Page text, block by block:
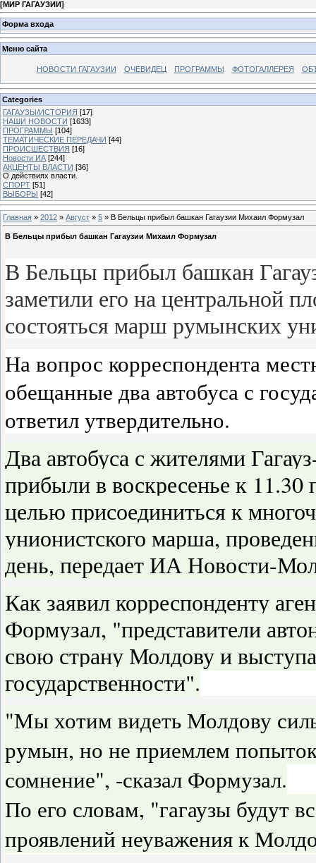
[МИР ГАГАУЗИИ]
Форма входа
Меню сайта
НОВОСТИ ГАГАУЗИИ ОЧЕВИДЕЦ ПРОГРАММЫ ФОТОГАЛЛЕРЕЯ
Categories
ГАГАУЗЫ/ИСТОРИЯ [17]
НАШИ НОВОСТИ [1633]
ПРОГРАММЫ [104]
ТЕМАТИЧЕСКИЕ ПЕРЕДАЧИ [44]
ПРОИСШЕСТВИЯ [16]
Новости ИА [244]
АКЦЕНТЫ ВЛАСТИ [36]
О действиях власти.
СПОРТ [51]
ВЫБОРЫ [42]
Главная » 2012 » Август » 5 » В Бельцы прибыл башкан Гагаузии Михаил Формузал
В Бельцы прибыл башкан Гагаузии Михаил Формузал
В Бельцы прибыл башкан
заметили его на центральной
состояться марш румынских
На вопрос корреспондента
обещанные два автобуса с
ответил утвердительно.
Два автобуса с жителями
прибыли в воскресенье к
целью присоединиться к
унионистского марша,
день, передает ИА Новости-
Как заявил корреспонденту
Формузал, "представители
свою страну Молдову и
государственности".
"Мы хотим видеть Молдову
румын, но не приемлем
сомнение", -сказал Формузал.
По его словам, "гагаузы будут
проявлений неуважения к